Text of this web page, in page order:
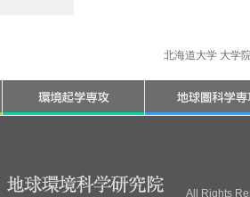
北海道大学 大学
All Rights